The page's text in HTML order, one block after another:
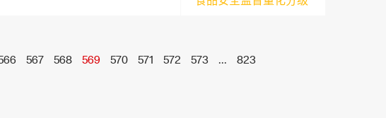
567 568 569 570 571 572 573 ... 823